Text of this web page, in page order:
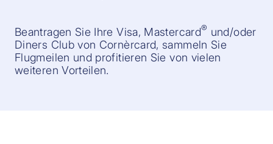
Beantragen Sie Ihre Visa, Mastercard® und/oder
Diners Club von Cornèrcard, sammeln Sie
Flugmeilen und profitieren Sie von vielen
weiteren Vorteilen.